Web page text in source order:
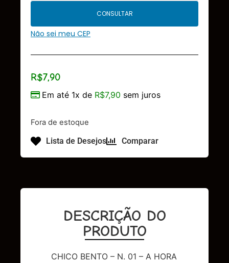
CONSULTAR
Não sei meu CEP
R$7,90
Em até 1x de R$7,90 sem juros
Fora de estoque
Lista de Desejos Comparar
DESCRIÇÃO DO
PRODUTO
CHICO BENTO – N. 01 – A HORA